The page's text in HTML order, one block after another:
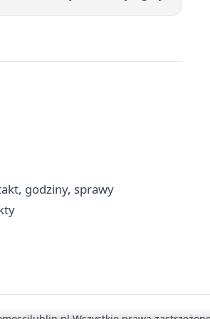
godziny, sprawy